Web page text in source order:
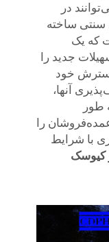
در
سنتی ساخته
که یک
جدید را
خود
آنها،
طور
را
با شرایط
کیوسک